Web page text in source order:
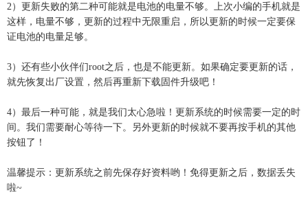
2）更新失败的第二种可能就是电池的电量不够。上次小编的手机就是
这样，电量不够，更新的过程中无限重启，所以更新的时候一定要保
证电池的电量足够。
3）还有些小伙伴们root之后，也是不能更新。如果确定要更新的话，
就先恢复出厂设置，然后再重新下载固件升级吧！
4）最后一种可能，就是我们太心急啦！更新系统的时候需要一定的时
间。我们需要耐心等待一下。另外更新的时候就不要再按手机的其他
按钮了！
温馨提示：更新系统之前先保存好资料哟！免得更新之后，数据丢失
啦~